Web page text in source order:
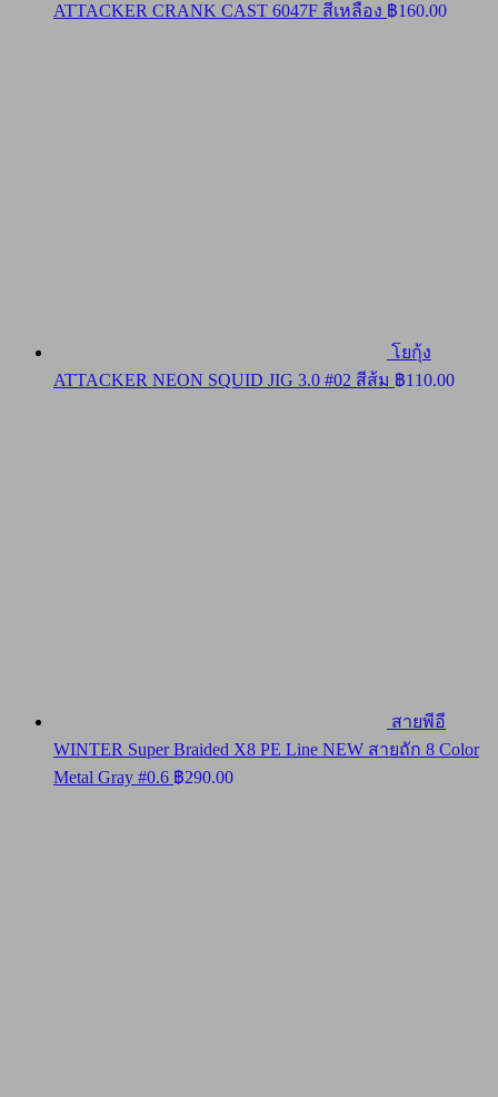
ATTACKER CRANK CAST 6047F สีเหลือง ฿160.00
โยกุ้ง
ATTACKER NEON SQUID JIG 3.0 #02 สีส้ม ฿110.00
สายพีอี
WINTER Super Braided X8 PE Line NEW สายถัก 8 Color
Metal Gray #0.6 ฿290.00